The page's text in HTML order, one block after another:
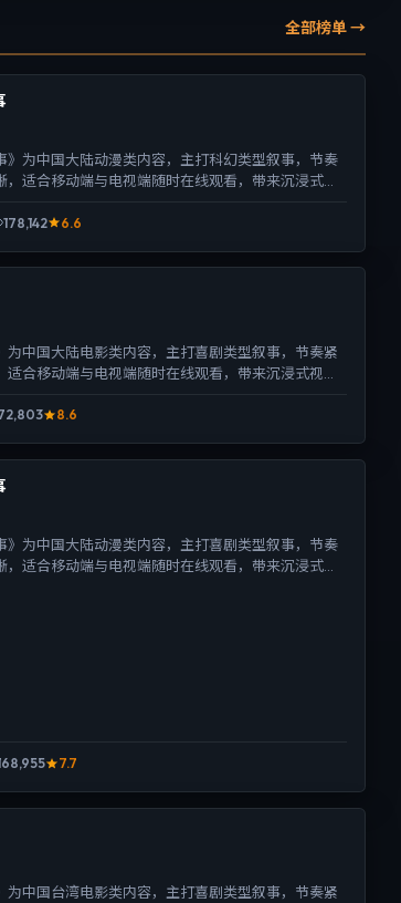
全部榜单 →
》为中国大陆动漫类内容，主打科幻类型叙事，节奏
，适合移动端与电视端随时在线观看，带来沉浸式视
178,142 6.6
为中国大陆电影类内容，主打喜剧类型叙事，节奏紧
适合移动端与电视端随时在线观看，带来沉浸式视听
8.6
》为中国大陆动漫类内容，主打喜剧类型叙事，节奏
，适合移动端与电视端随时在线观看，带来沉浸式视
7.7
为中国台湾电影类内容，主打喜剧类型叙事，节奏紧